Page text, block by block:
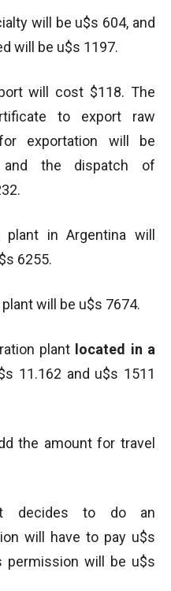
will be u$s 604, and
will be u$s 1197.
will cost $118. The
to export raw
exportation will be
the dispatch of
in Argentina will
6255.
will be u$s 7674.
plant located in a
11.162 and u$s 1511
the amount for travel
decides to do an
will have to pay u$s
permission will be u$s